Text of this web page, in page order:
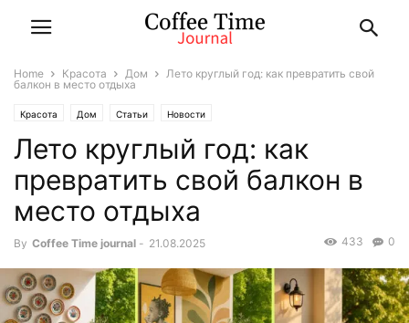
Home Красота Дом
Лето круглый год: как превратить свой
балкон в место отдыха
Красота Дом Статьи Новости
Лето круглый год: как
превратить свой балкон в
место отдыха
By Coffee Time journal - 21.08.2025 0
433